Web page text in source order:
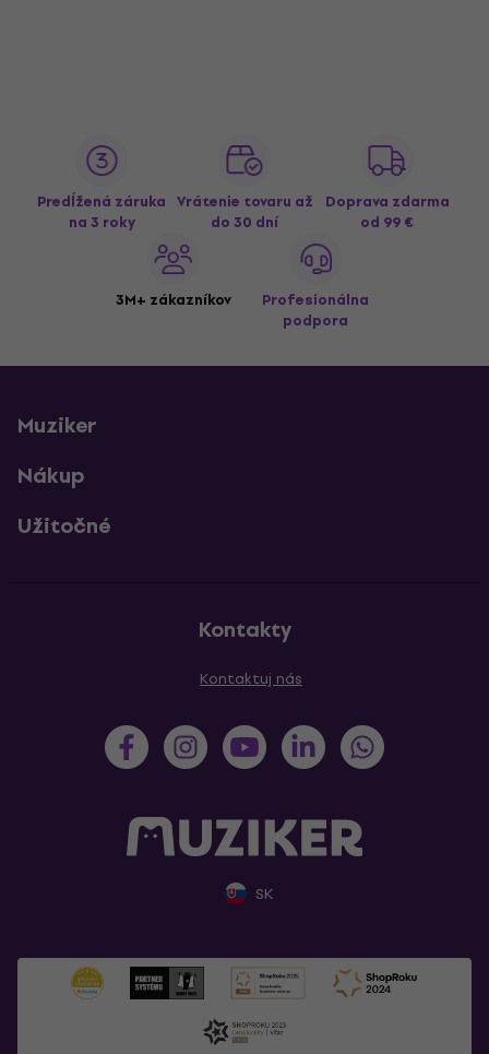
Predĺžená záruka
na 3 roky
Vrátenie tovaru až
do 30 dní
Doprava zdarma
od 99 €
3M+ zákazníkov
Profesionálna
podpora
Muziker
Nákup
Užitočné
Kontakty
Kontaktuj nás
SK